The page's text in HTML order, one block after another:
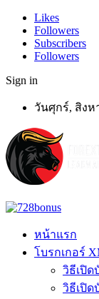
Likes
Followers
Subscribers
Followers
Sign in
วันศุกร์, สิงห
หน้าแรก
โบรกเกอร์
วิธีเปิด
วิธีเปิ